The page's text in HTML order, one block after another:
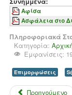
Αφίσα
Ασφάλεια στο
Πληροφοριακά
Κατηγορία:
Εμφανίσεις:
Επιμορφώσεις
Προηγούμενο